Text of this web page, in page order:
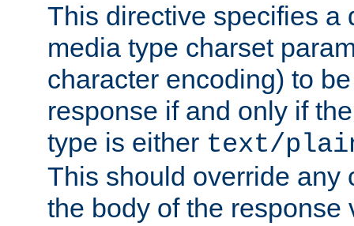
This directive specifies a
media type charset
character encoding) to
response if and only if
type is either text/
This should override any
the body of the